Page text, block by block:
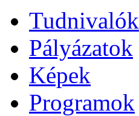
Tudnivalók
Pályázatok
Képek
Programok